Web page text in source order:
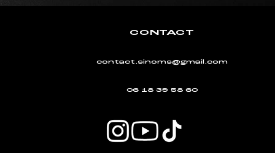
CONTACT
contact.sinoms@gmail.com
06 18 39 58 60